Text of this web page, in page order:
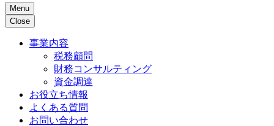
Menu
Close
事業内容
税務顧問
財務コンサルティング
資金調達
お役立ち情報
よくある質問
お問い合わせ